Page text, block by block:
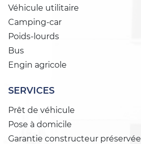
Véhicule utilitaire
Camping-car
Poids-lourds
Bus
Engin agricole
SERVICES
Prêt de véhicule
Pose à domicile
Garantie constructeur préservée